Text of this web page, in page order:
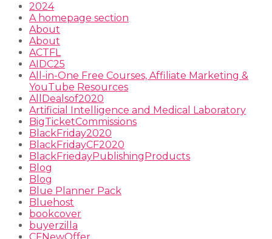
2024
A homepage section
About
About
ACTFL
AIDC25
All-in-One Free Courses, Affiliate Marketing &
YouTube Resources
AllDealsof2020
Artificial Intelligence and Medical Laboratory
BigTicketCommissions
BlackFriday2020
BlackFridayCF2020
BlackFriedayPublishingProducts
Blog
Blog
Blue Planner Pack
Bluehost
bookcover
buyerzilla